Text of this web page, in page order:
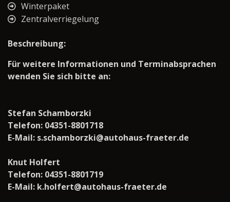
Winterpaket
Zentralverriegelung
Beschreibung:
Für weitere Informationen und Terminabsprachen
wenden Sie sich bitte an:
Stefan Schamborzki
Telefon: 04351-8801718
E-Mail: s.schamborzki@autohaus-fraeter.de
Knut Holfert
Telefon: 04351-8801719
E-Mail: k.holfert@autohaus-fraeter.de